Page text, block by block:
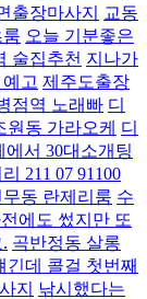
출장마사지
교동
오늘 기분좋은
술집추천 지나가
고 제주도출장
점역 노래빠 디
원동 가라오케 디
에서 30대소개팅
211 07 91100
무동 란제리룸 수
에도 썼지만 또
곡반정동 살롱
긴데 콜걸 첫번째
지
낚시했다는